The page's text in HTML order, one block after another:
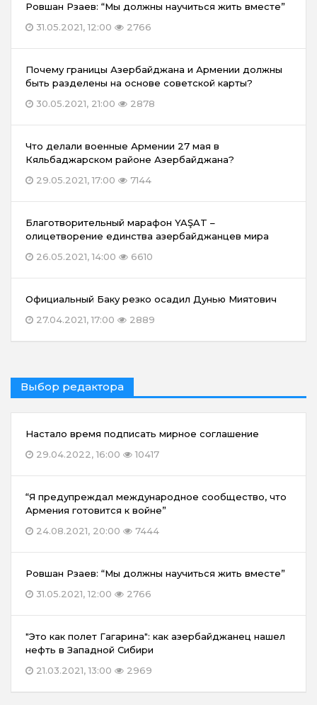
Ровшан Рзаев: “Мы должны научиться жить вместе”
31.05.2021, 12:00
2766
Почему границы Азербайджана и Армении должны
быть разделены на основе советской карты?
30.05.2021, 21:00
2878
Что делали военные Армении 27 мая в
Кяльбаджарском районе Азербайджана?
29.05.2021, 17:00
7144
Благотворительный марафон YAŞAT –
олицетворение единства азербайджанцев мира
26.05.2021, 14:00
6610
Официальный Баку резко осадил Дунью Миятович
27.04.2021, 17:00
2889
Выбор редактора
Настало время подписать мирное соглашение
29.04.2022, 16:00
10417
“Я предупреждал международное сообщество, что
Армения готовится к войне”
24.08.2021, 20:00
7444
Ровшан Рзаев: “Мы должны научиться жить вместе”
31.05.2021, 12:00
2766
"Это как полет Гагарина": как азербайджанец нашел
нефть в Западной Сибири
21.03.2021, 13:00
2969